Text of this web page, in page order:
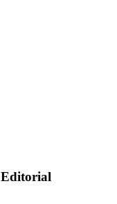
Editorial